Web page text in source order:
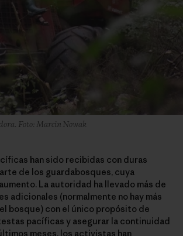
Foto: Marcin Nowak
han sido recibidas con duras
de los guardabosques, cuya
La autoridad ha llevado más de
adicionales (normalmente no hay más
bosque) con el único propósito de
pacíficas y asegurar la continuidad
meses, los activistas han